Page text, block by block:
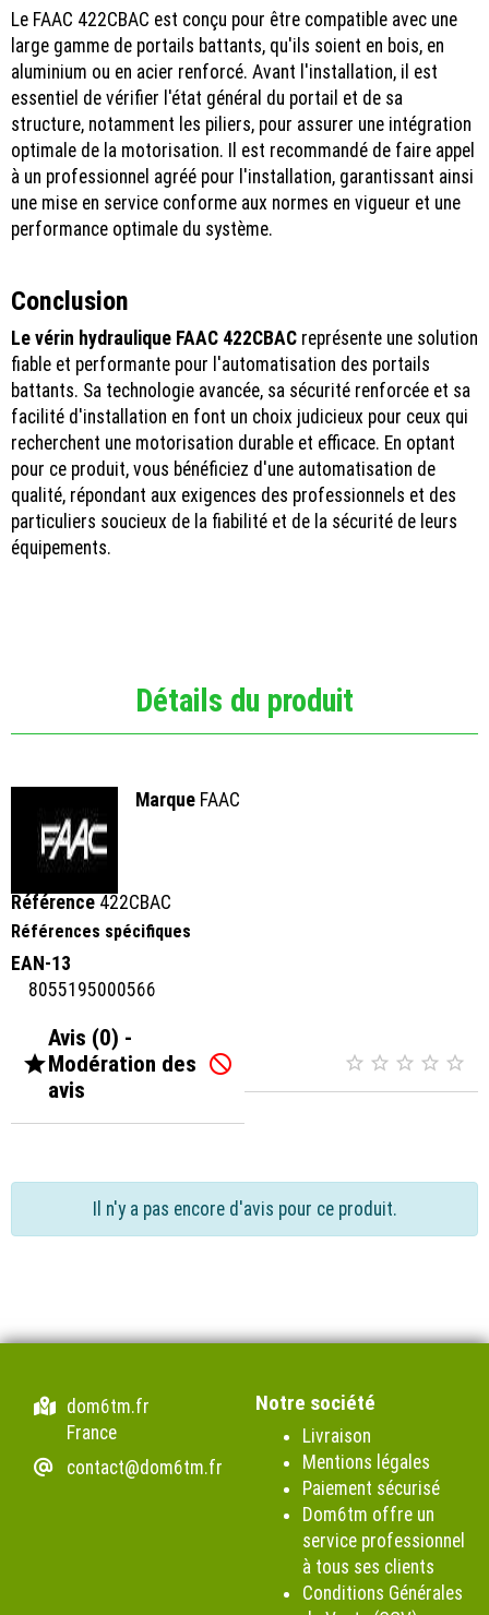
Le FAAC 422CBAC est conçu pour être compatible avec une
large gamme de portails battants, qu'ils soient en bois, en
aluminium ou en acier renforcé. Avant l'installation, il est
essentiel de vérifier l'état général du portail et de sa
structure, notamment les piliers, pour assurer une intégration
optimale de la motorisation. Il est recommandé de faire appel
à un professionnel agréé pour l'installation, garantissant ainsi
une mise en service conforme aux normes en vigueur et une
performance optimale du système.
Conclusion
Le vérin hydraulique FAAC 422CBAC représente une solution
fiable et performante pour l'automatisation des portails
battants. Sa technologie avancée, sa sécurité renforcée et sa
facilité d'installation en font un choix judicieux pour ceux qui
recherchent une motorisation durable et efficace. En optant
pour ce produit, vous bénéficiez d'une automatisation de
qualité, répondant aux exigences des professionnels et des
particuliers soucieux de la fiabilité et de la sécurité de leurs
équipements.
Détails du produit
Marque FAAC
Référence 422CBAC
Références spécifiques
EAN-13
8055195000566

Avis (0) -
Modération des
avis
     
Il n'y a pas encore d'avis pour ce produit.
dom6tm.fr
France
contact@dom6tm.fr
Notre société
Livraison
Mentions légales
Paiement sécurisé
Dom6tm offre un
service professionnel
à tous ses clients
Conditions Générales